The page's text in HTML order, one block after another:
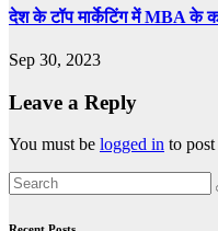
देश के टॉप मार्केटिंग में MBA के
Sep 30, 2023
Leave a Reply
You must be logged in to